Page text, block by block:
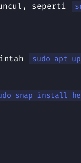
seperti
sudo apt
snap install